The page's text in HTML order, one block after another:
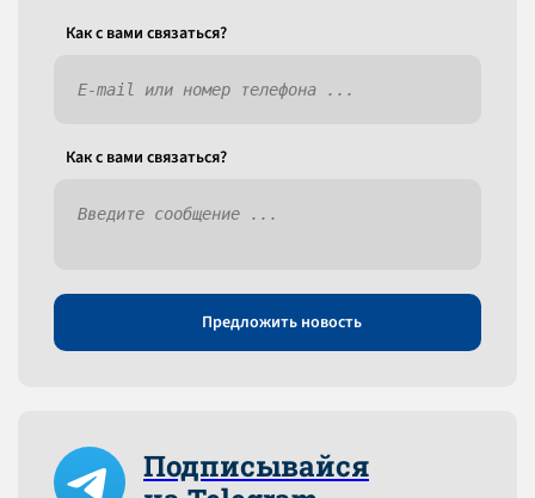
Как c вами связаться?
Как c вами связаться?
Предложить новость
Подписывайся